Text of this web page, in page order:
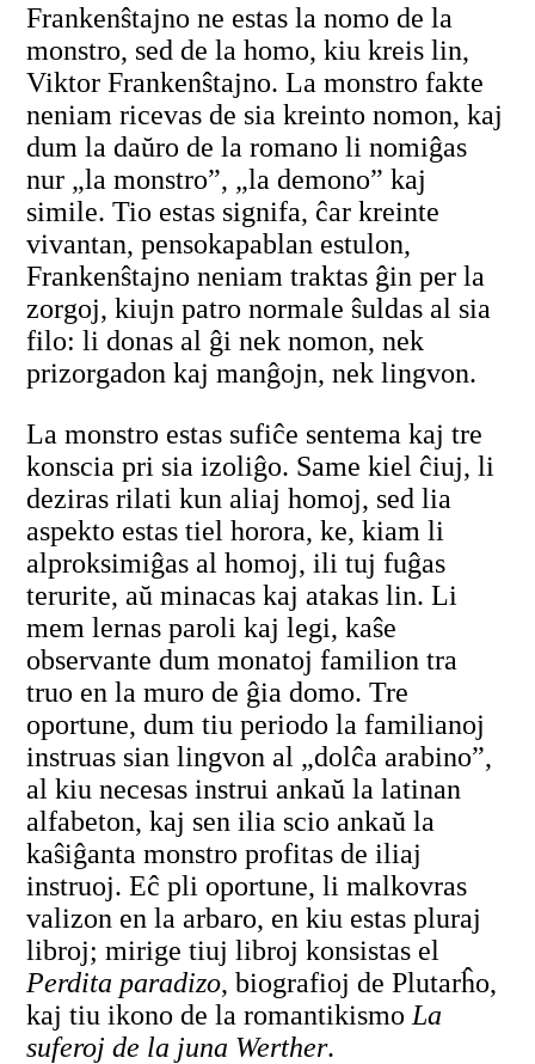
Frankenŝtajno ne estas la nomo de la
monstro, sed de la homo, kiu kreis lin,
Viktor Frankenŝtajno. La monstro fakte
neniam ricevas de sia kreinto nomon, kaj
dum la daŭro de la romano li nomiĝas
nur „la monstro”, „la demono” kaj
simile. Tio estas signifa, ĉar kreinte
vivantan, pensokapablan estulon,
Frankenŝtajno neniam traktas ĝin per la
zorgoj, kiujn patro normale ŝuldas al sia
filo: li donas al ĝi nek nomon, nek
prizorgadon kaj manĝojn, nek lingvon.
La monstro estas sufiĉe sentema kaj tre
konscia pri sia izoliĝo. Same kiel ĉiuj, li
deziras rilati kun aliaj homoj, sed lia
aspekto estas tiel horora, ke, kiam li
alproksimiĝas al homoj, ili tuj fuĝas
terurite, aŭ minacas kaj atakas lin. Li
mem lernas paroli kaj legi, kaŝe
observante dum monatoj familion tra
truo en la muro de ĝia domo. Tre
oportune, dum tiu periodo la familianoj
instruas sian lingvon al „dolĉa arabino”,
al kiu necesas instrui ankaŭ la latinan
alfabeton, kaj sen ilia scio ankaŭ la
kaŝiĝanta monstro profitas de iliaj
instruoj. Eĉ pli oportune, li malkovras
valizon en la arbaro, en kiu estas pluraj
libroj; mirige tiuj libroj konsistas el
Perdita paradizo, biografioj de Plutarĥo,
kaj tiu ikono de la romantikismo La
suferoj de la juna Werther.